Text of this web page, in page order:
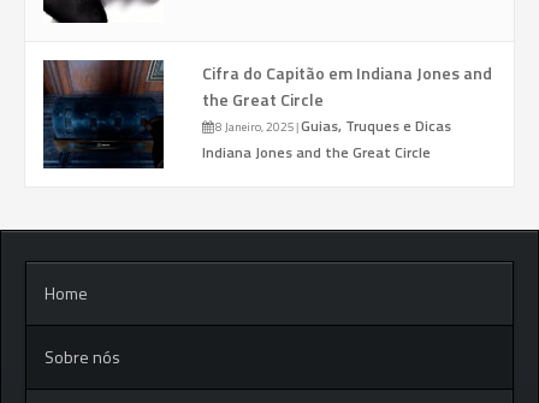
Cifra do Capitão em Indiana Jones and
the Great Circle
8 Janeiro, 2025|Guias, Truques e Dicas
Indiana Jones and the Great Circle
Home
Sobre nós